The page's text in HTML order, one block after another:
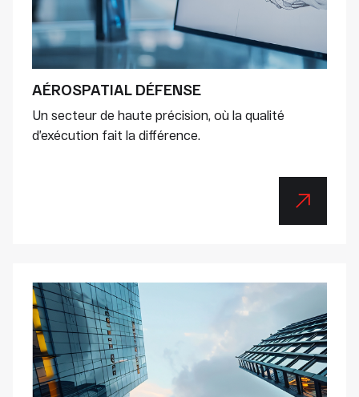
AÉROSPATIAL DÉFENSE
Un secteur de haute précision, où la qualité
d’exécution fait la différence.